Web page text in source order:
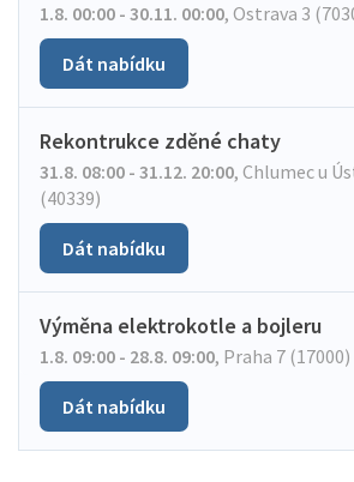
1.8. 00:00 - 30.11. 00:00, Ostrava 3
Dát nabídku
Rekontrukce zděné chaty
31.8. 08:00 - 31.12. 20:00, Chlumec u
(40339)
Dát nabídku
Výměna elektrokotle a bojleru
1.8. 09:00 - 28.8. 09:00, Praha 7 (17000)
Dát nabídku